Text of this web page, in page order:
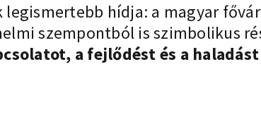
hídja: a magyar
szempontból is szimbolikus
a fejlődést és a haladást